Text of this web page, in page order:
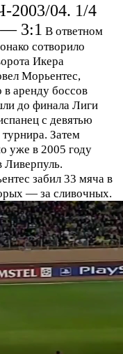
2003/04. 1/4
3:1 В ответном
сотворило
Икера
Морьентес,
аренду боссов
до финала Лиги
с девятью
Затем
уже в 2005 году
Ливерпуль.
забил 33 мяча в
— за сливочных.